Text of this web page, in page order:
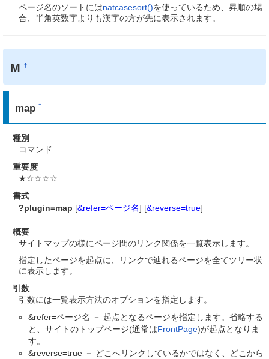
ページ名のソートにはnatcasesort()を使っているため、昇順の場
合、半角英数字よりも漢字の方が先に表示されます。
M†
map†
種別
コマンド
重要度
★☆☆☆☆
書式
?plugin=map [&refer=ページ名] [&reverse=true]
概要
サイトマップの様にページ間のリンク関係を一覧表示します。
指定したページを起点に、リンクで辿れるページを全てツリー状
に表示します。
引数
引数には一覧表示方法のオプションを指定します。
&refer=ページ名 － 起点となるページを指定します。省略する
と、サイトのトップページ(通常はFrontPage)が起点となりま
す。
&reverse=true － どこへリンクしているかではなく、どこから